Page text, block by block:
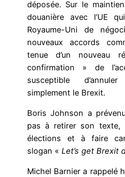
déposée. Sur le
douanière avec l’UE
Royaume-Uni de
nouveaux accords
tenue d’un nouveau
confirmation » de
susceptible
simplement le Brexit.
Boris Johnson a
pas à retirer son texte,
élections et à faire
slogan « Let’s get Brexit
Michel Barnier a rappelé